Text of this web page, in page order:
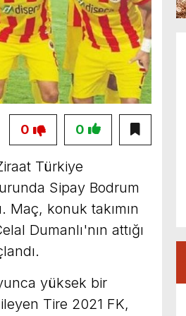
0
0
Türkiye
Sipay Bodrum
Maç, konuk takımın
Dumanlı'nın attığı
yüksek bir
Tire 2021 FK,